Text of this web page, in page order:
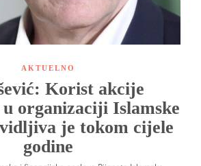
AKTUELNO
Korist akcije
organizaciji Islamske
je tokom cijele
godine